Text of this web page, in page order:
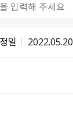
일 2022.05.20